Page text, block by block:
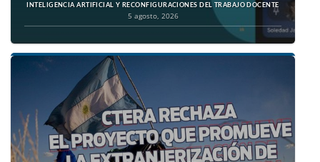
INTELIGENCIA ARTIFICIAL Y RECONFIGURACIONES DEL TRABAJO DOCENTE
5 agosto, 2026